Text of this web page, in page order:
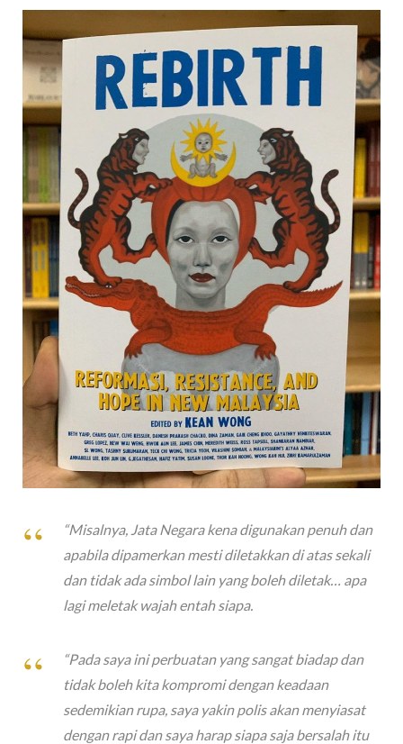
“Misalnya, Jata Negara kena digunakan penuh dan
apabila dipamerkan mesti diletakkan di atas sekali
dan tidak ada simbol lain yang boleh diletak… apa
lagi meletak wajah entah siapa.
“Pada saya ini perbuatan yang sangat biadap dan
tidak boleh kita kompromi dengan keadaan
sedemikian rupa, saya yakin polis akan menyiasat
dengan rapi dan saya harap siapa saja bersalah itu